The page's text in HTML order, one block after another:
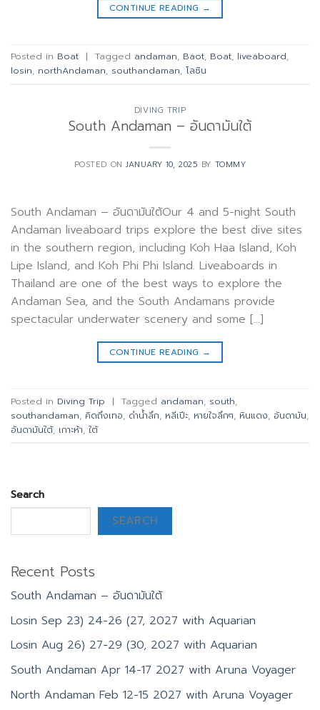
CONTINUE READING →
Posted in Boat | Tagged andaman, Baot, Boat, liveaboard,
losin, northAndaman, southandaman, โลซิน
DIVING TRIP
South Andaman – อันดามันใต้
POSTED ONJANUARY 10, 2025 BY TOMMY
South Andaman – อันดามันใต้Our 4 and 5-night South
Andaman liveaboard trips explore the best dive sites
in the southern region, including Koh Haa Island, Koh
Lipe Island, and Koh Phi Phi Island. Liveaboards in
Thailand are one of the best ways to explore the
Andaman Sea, and the South Andamans provide
spectacular underwater scenery and some […]
CONTINUE READING →
Posted in Diving Trip | Tagged andaman, south,
southandaman, คิดถึงเทอ, ดำน้ำลึก, หลีเปีะ, หายใจลึกๆ, หินแดง, อันดามัน,
อันดามันใต้, เกาะห้า, ใต้
Search
SEARCH
Recent Posts
South Andaman – อันดามันใต้
Losin Sep 23) 24-26 (27, 2027 with Aquarian
Losin Aug 26) 27-29 (30, 2027 with Aquarian
South Andaman Apr 14-17 2027 with Aruna Voyager
North Andaman Feb 12-15 2027 with Aruna Voyager